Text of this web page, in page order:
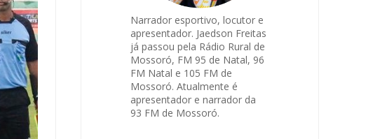
Narrador esportivo, locutor e
apresentador. Jaedson Freitas
já passou pela Rádio Rural de
Mossoró, FM 95 de Natal, 96
FM Natal e 105 FM de
Mossoró. Atualmente é
apresentador e narrador da
93 FM de Mossoró.